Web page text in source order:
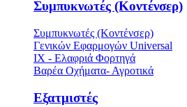
Συμπυκνωτές (Κοντένσερ)
Συμπυκνωτές (Κοντένσερ)
Γενικών Εφαρμογών Universal
ΙΧ - Ελαφριά Φορτηγά
Βαρέα Οχήματα- Αγροτικά
Εξατμιστές